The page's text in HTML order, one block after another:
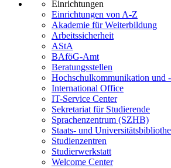
Einrichtungen
Einrichtungen von A-Z
Akademie für Weiterbildung
Arbeitssicherheit
AStA
BAföG-Amt
Beratungsstellen
Hochschulkommunikation und
International Office
IT-Service Center
Sekretariat für Studierende
Sprachenzentrum (SZHB)
Staats- und
Studienzentren
Studierwerkstatt
Welcome Center